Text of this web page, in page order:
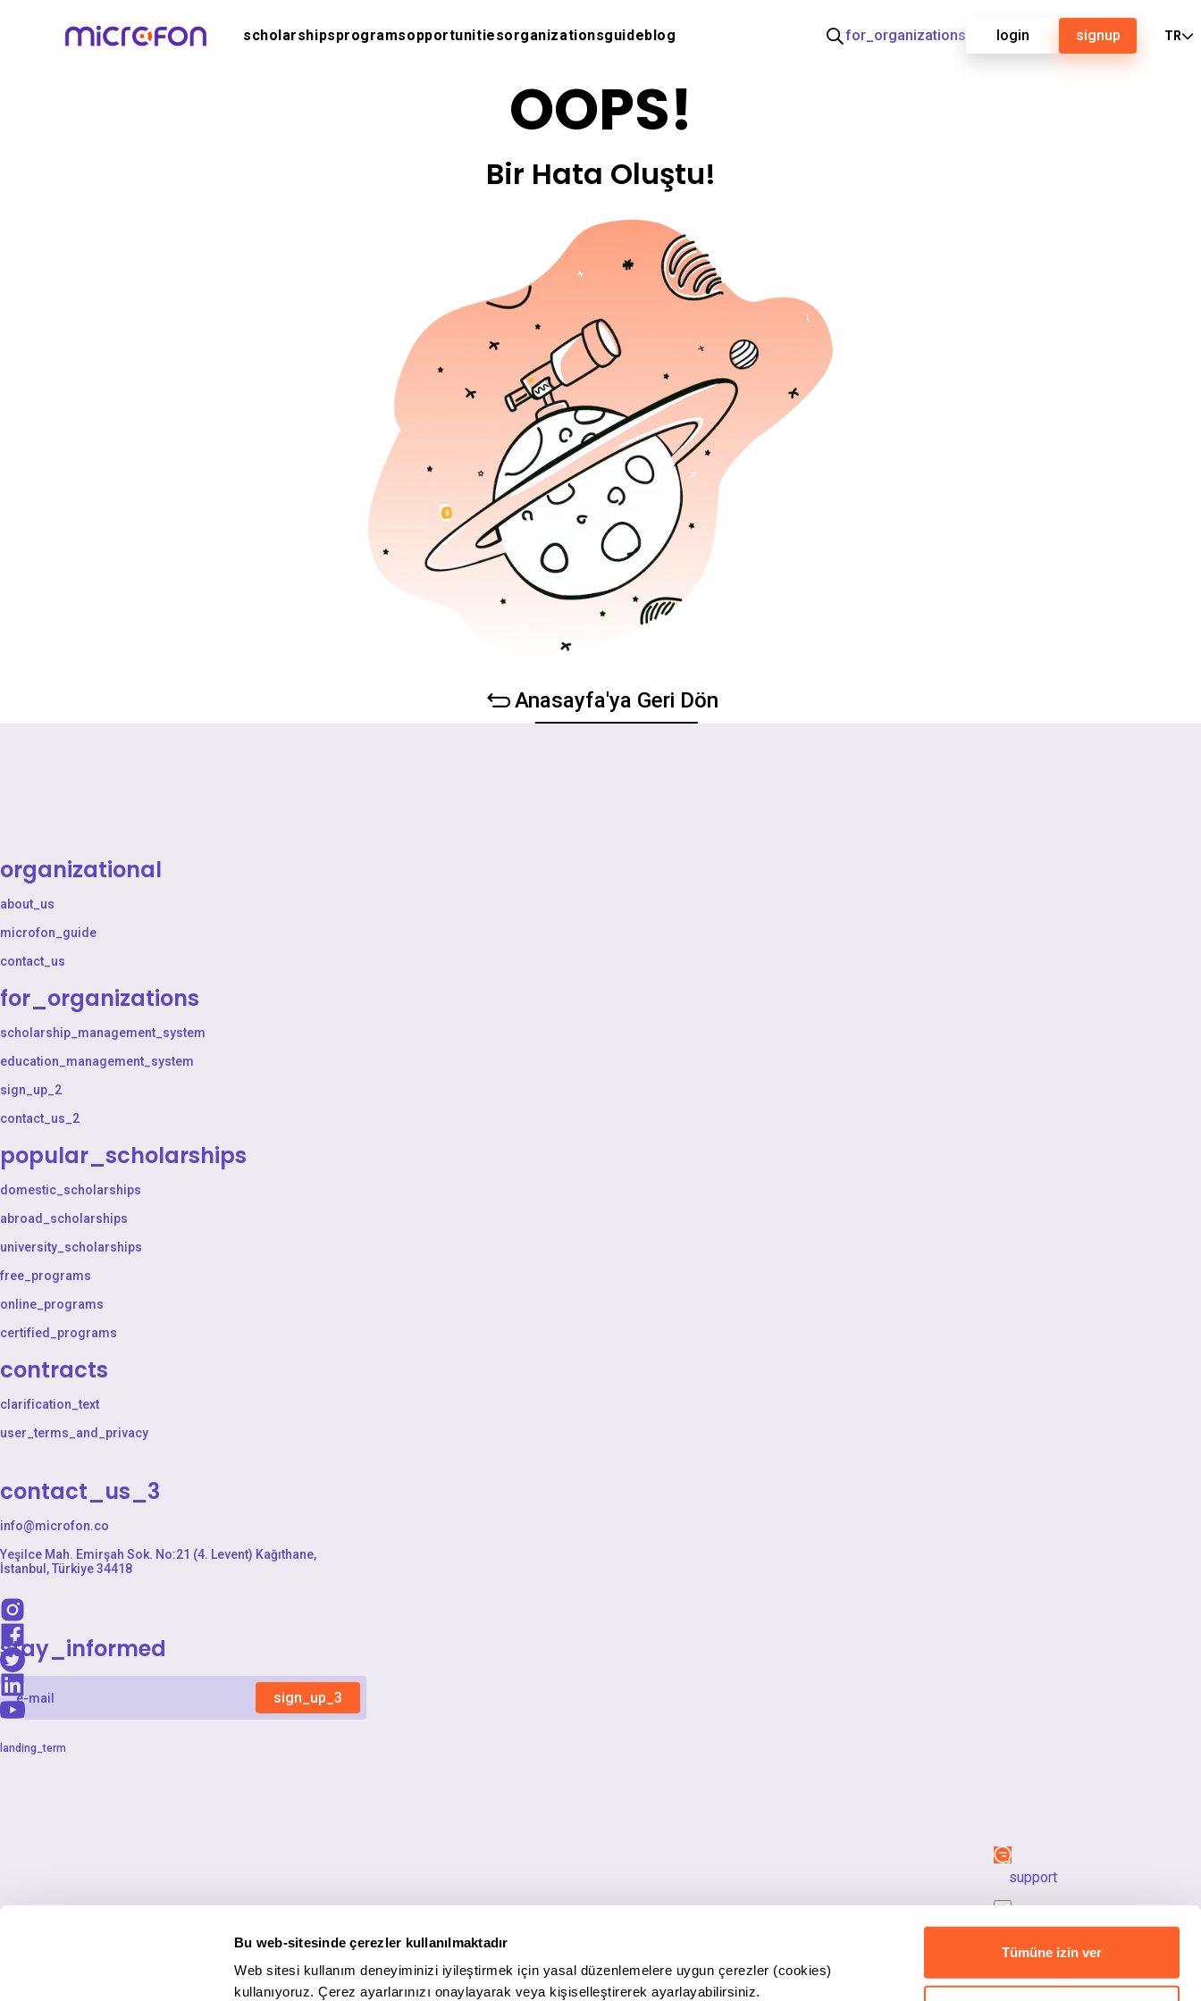
Bu web-sitesinde çerezler kullanılmaktadır
Web sitesi kullanım deneyiminizi iyileştirmek için yasal düzenlemelere uygun çerezler (cookies)
kullanıyoruz. Çerez ayarlarınızı onaylayarak veya kişiselleştirerek ayarlayabilirsiniz.
Tümüne izin ver
scholarshipsprogramsopportunitiesorganizationsguideblog for_organizations login signup TR
OOPS!
Bir Hata Oluştu!
Anasayfa'ya Geri Dön
organizational
about_us
microfon_guide
contact_us
for_organizations
scholarship_management_system
education_management_system
sign_up_2
contact_us_2
popular_scholarships
domestic_scholarships
abroad_scholarships
university_scholarships
free_programs
online_programs
certified_programs
contracts
clarification_text
user_terms_and_privacy
contact_us_3
info@microfon.co
Yeşilce Mah. Emirşah Sok. No:21 (4. Levent) Kağıthane,
İstanbul, Türkiye 34418
stay_informed
sign_up_3
landing_term
support